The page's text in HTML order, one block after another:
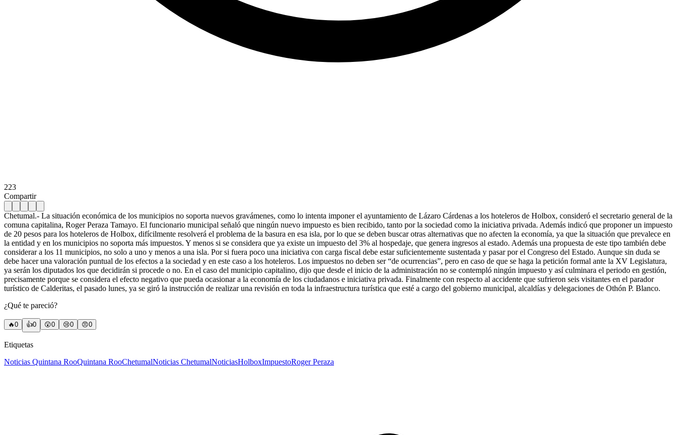
223
Compartir
Chetumal.- La situación económica de los municipios no soporta nuevos gravámenes, como lo intenta imponer el ayuntamiento de Lázaro Cárdenas a los hoteleros de Holbox, consideró el secretario general de la
comuna capitalina, Roger Peraza Tamayo. El funcionario municipal señaló que ningún nuevo impuesto es bien recibido, tanto por la sociedad como la iniciativa privada. Además indicó que proponer un impuesto
de 20 pesos para los hoteleros de Holbox, difícilmente resolverá el problema de la basura en esa isla, por lo que se deben buscar otras alternativas que no afecten la economía, ya que la situación que prevalece en
la entidad y en los municipios no soporta más impuestos. Y menos si se considera que ya existe un impuesto del 3% al hospedaje, que genera ingresos al estado. Además una propuesta de este tipo también debe
considerar a los 11 municipios, no solo a uno y menos a una isla. Por si fuera poco una iniciativa con carga fiscal debe estar suficientemente sustentada y pasar por el Congreso del Estado. Aunque sin duda se
debe hacer una valoración puntual de los efectos a la sociedad y en este caso a los hoteleros. Los impuestos no deben ser “de ocurrencias”, pero en caso de que se haga la petición formal ante la XV Legislatura,
ya serán los diputados los que decidirán si procede o no. En el caso del municipio capitalino, dijo que desde el inicio de la administración no se contempló ningún impuesto y así culminara el periodo en gestión,
precisamente porque se considera el efecto negativo que pueda ocasionar a la economía de los ciudadanos e iniciativa privada. Finalmente con respecto al accidente que sufrieron seis visitantes en el parador
turístico de Calderitas, el pasado lunes, ya se giró la instrucción de realizar una revisión en toda la infraestructura turística que esté a cargo del gobierno municipal, alcaldías y delegaciones de Othón P. Blanco.
¿Qué te pareció?
🔥0 👍0 😲0 😢0 😠0
Etiquetas
Noticias Quintana RooQuintana RooChetumalNoticias ChetumalNoticiasHolboxImpuestoRoger Peraza